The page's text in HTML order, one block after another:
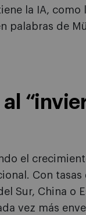
la IA, como
palabras de
el
Con tasas
Sur, China o
vez más